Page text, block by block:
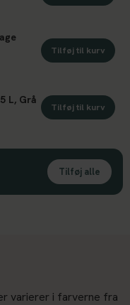
Tilføj til kurv
L, Grå
Tilføj til kurv
Tilføj alle
varierer i farverne fra